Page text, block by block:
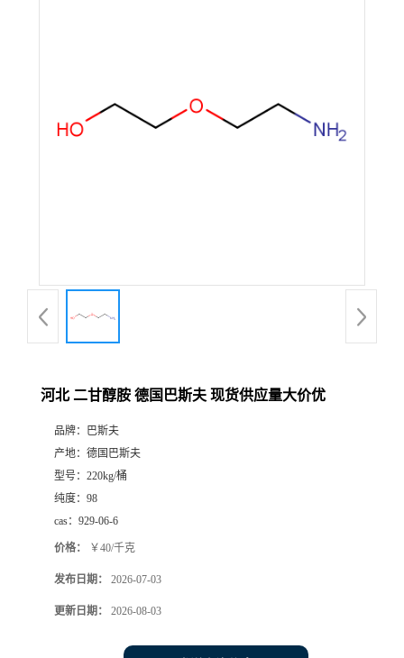
河北 二甘醇胺 德国巴斯夫 现货供应量大价优
品牌：
巴斯夫
产地： 德国巴斯夫
型号： 220kg/桶
纯度： 98
cas： 929-06-6
价格： ￥40/千克
发布日期： 2026-07-03
更新日期： 2026-08-03